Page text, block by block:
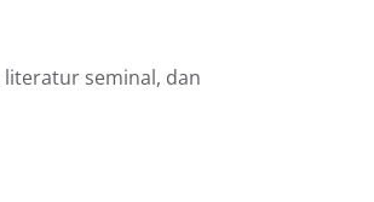
seminal, dan